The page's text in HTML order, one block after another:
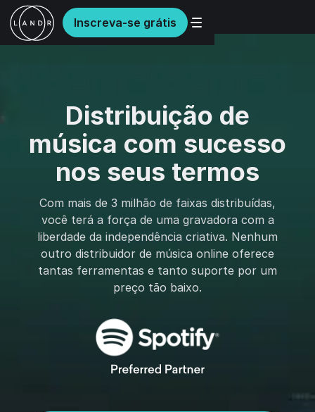
Inscreva-se grátis
Distribuição de
música com sucesso
nos seus termos
Com mais de 3 milhão de faixas distribuídas,
você terá a força de uma gravadora com a
liberdade da independência criativa. Nenhum
outro distribuidor de música online oferece
tantas ferramentas e tanto suporte por um
preço tão baixo.